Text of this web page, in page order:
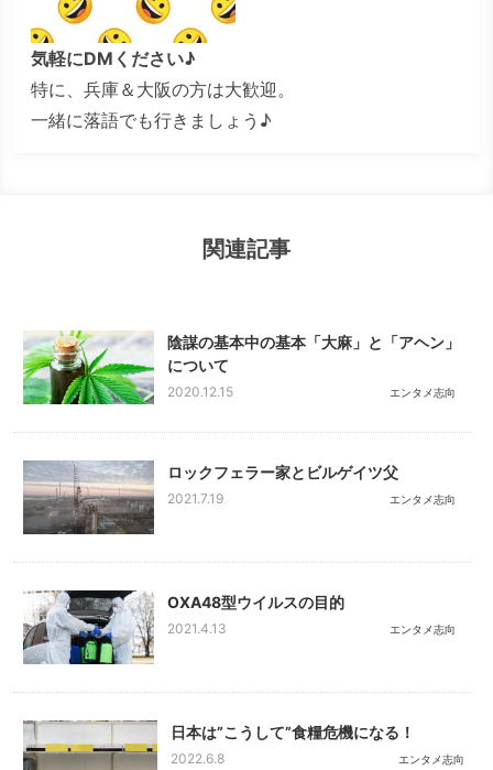
気軽にDMください♪
特に、兵庫＆大阪の方は大歓迎。
一緒に落語でも行きましょう♪
関連記事
陰謀の基本中の基本「大麻」と「アヘン」
について
2020.12.15 エンタメ志向
ロックフェラー家とビルゲイツ父
2021.7.19 エンタメ志向
OXA48型ウイルスの目的
2021.4.13 エンタメ志向
日本は”こうして”食糧危機になる！
2022.6.8 エンタメ志向